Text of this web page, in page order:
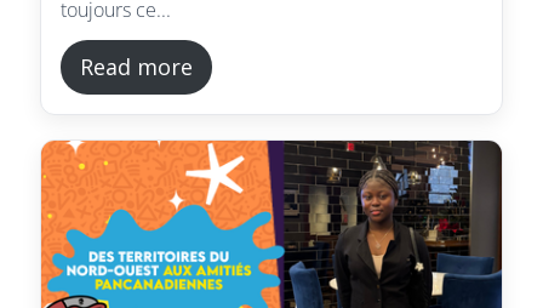
toujours ce...
Read more